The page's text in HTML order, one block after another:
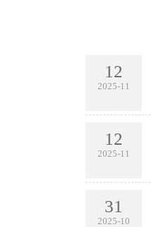
12
2025-11
12
2025-11
31
2025-10